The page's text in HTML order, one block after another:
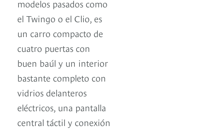
modelos pasados como
el Twingo o el Clio, es
un carro compacto de
cuatro puertas con
buen baúl y un interior
bastante completo con
vidrios delanteros
eléctricos, una pantalla
central táctil y conexión